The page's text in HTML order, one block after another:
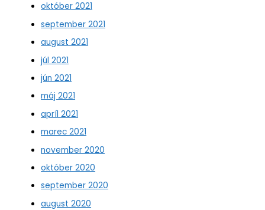
október 2021
september 2021
august 2021
júl 2021
jún 2021
máj 2021
apríl 2021
marec 2021
november 2020
október 2020
september 2020
august 2020